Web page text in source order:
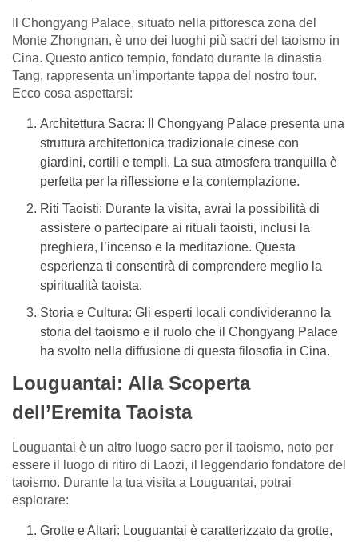
Il Chongyang Palace, situato nella pittoresca zona del
Monte Zhongnan, è uno dei luoghi più sacri del taoismo in
Cina. Questo antico tempio, fondato durante la dinastia
Tang, rappresenta un’importante tappa del nostro tour.
Ecco cosa aspettarsi:
Architettura Sacra: Il Chongyang Palace presenta una
struttura architettonica tradizionale cinese con
giardini, cortili e templi. La sua atmosfera tranquilla è
perfetta per la riflessione e la contemplazione.
Riti Taoisti: Durante la visita, avrai la possibilità di
assistere o partecipare ai rituali taoisti, inclusi la
preghiera, l’incenso e la meditazione. Questa
esperienza ti consentirà di comprendere meglio la
spiritualità taoista.
Storia e Cultura: Gli esperti locali condivideranno la
storia del taoismo e il ruolo che il Chongyang Palace
ha svolto nella diffusione di questa filosofia in Cina.
Louguantai: Alla Scoperta
dell’Eremita Taoista
Louguantai è un altro luogo sacro per il taoismo, noto per
essere il luogo di ritiro di Laozi, il leggendario fondatore del
taoismo. Durante la tua visita a Louguantai, potrai
esplorare:
Grotte e Altari: Louguantai è caratterizzato da grotte,